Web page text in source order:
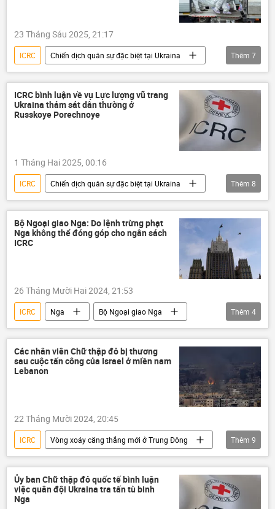
23 Tháng Sáu 2025, 21:17
ICRC
Chiến dịch quân sự đặc biệt tại Ukraina
Nga
Ukraina
Cuộc khủng hoảng ở Ukraina
xung đột quân sự
Thế giới
Thêm 7
ICRC bình luận về vụ Lực lượng vũ trang
Ukraina thảm sát dân thường ở
Russkoye Porechnoye
1 Tháng Hai 2025, 00:16
ICRC
Chiến dịch quân sự đặc biệt tại Ukraina
Nga
Ukraina
Cuộc khủng hoảng ở Ukraina
xung đột quân sự
Thế giới
Thêm 8
Bộ Ngoại giao Nga: Do lệnh trừng phạt
Nga không thể đóng góp cho ngân sách
ICRC
26 Tháng Mười Hai 2024, 21:53
ICRC Nga
Bộ Ngoại giao Nga
trừng phạt
Thế giới
thông tin
EU
Thêm 4
Các nhân viên Chữ thập đỏ bị thương
sau cuộc tấn công của Israel ở miền nam
Lebanon
22 Tháng Mười 2024, 20:45
ICRC
Vòng xoáy căng thẳng mới ở Trung Đông
Israel
Lebanon
Trung Đông
Hội Chữ thập đỏ
bị thương
tấn công
Thế giới
thông tin
Thêm 9
Ủy ban Chữ thập đỏ quốc tế bình luận
việc quân đội Ukraina tra tấn tù binh
Nga